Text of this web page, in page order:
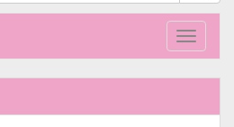
Toggle